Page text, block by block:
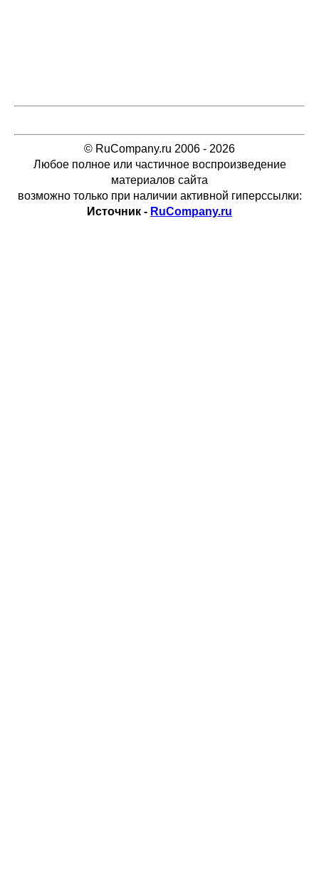
© RuCompany.ru 2006 - 2026
Любое полное или частичное воспроизведение
материалов сайта
возможно только при наличии активной гиперссылки:
Источник - RuCompany.ru